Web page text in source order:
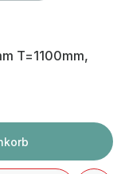
T=1100mm,